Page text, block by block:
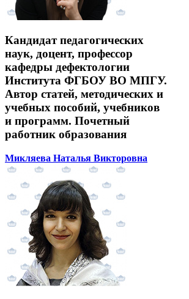
Кандидат педагогических
наук, доцент, профессор
кафедры дефектологии
Института ФГБОУ ВО МПГУ.
Автор статей, методических и
учебных пособий, учебников
и программ. Почетный
работник образования
Микляева Наталья Викторовна